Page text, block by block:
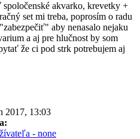
akvarko, krevetky +
set mi treba, poprosím o radu
aby nenasalo nejaku
a aj pre hlučnost by som
že ci pod strk potrebujem aj
2017, 13:03
- none